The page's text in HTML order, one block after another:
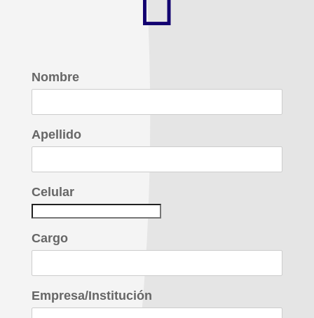
Nombre
Apellido
Celular
Cargo
Empresa/Institución